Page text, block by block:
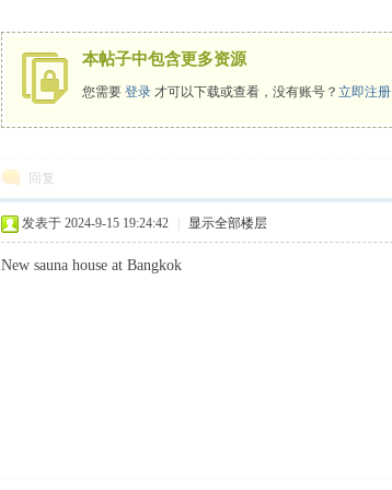
本帖子中包含更多资源
您需要登录 才可以下载或查看，没有账号？立即注册
回复
发表于 2024-9-15 19:24:42 显示全部楼层
New sauna house at Bangkok